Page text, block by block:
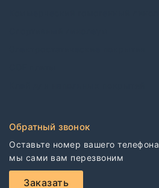
Обратный звонок
Оставьте номер вашего телефона
мы сами вам перезвоним
Заказать